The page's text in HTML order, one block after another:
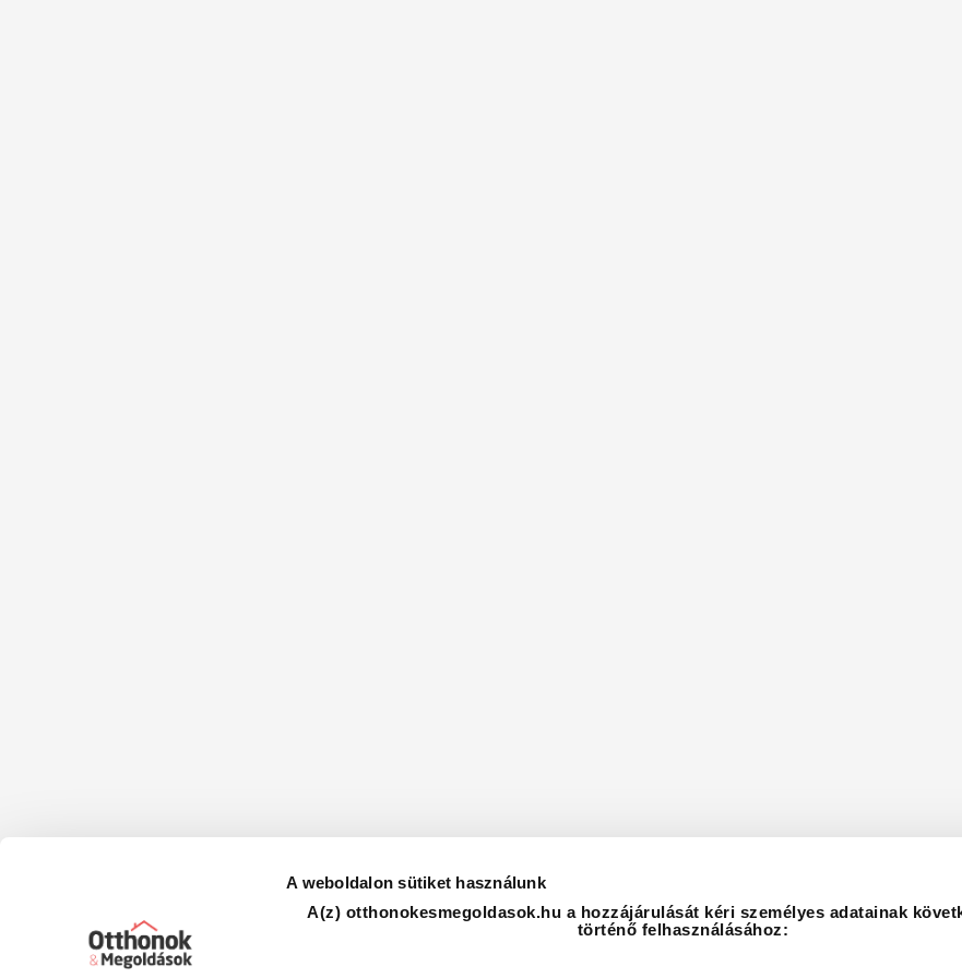
A weboldalon sütiket használunk
A(z) otthonokesmegoldasok.hu a hozzájárulását kéri személyes adatainak
történő felhasználásához: